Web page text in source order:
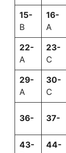
15-
B
16-
A
22-
A
23-
C
29-
A
30-
C
36- 37-
43-
44-